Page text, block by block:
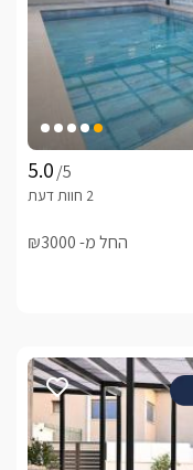
/5
החל מ- ₪3000